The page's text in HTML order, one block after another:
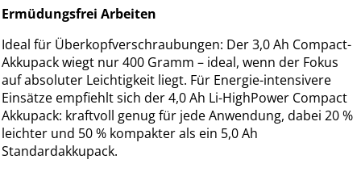
Ermüdungsfrei Arbeiten
Ideal für Überkopfverschraubungen: Der 3,0 Ah Compact-
Akkupack wiegt nur 400 Gramm – ideal, wenn der Fokus
auf absoluter Leichtigkeit liegt. Für Energie-intensivere
Einsätze empfiehlt sich der 4,0 Ah Li-HighPower Compact
Akkupack: kraftvoll genug für jede Anwendung, dabei 20 %
leichter und 50 % kompakter als ein 5,0 Ah
Standardakkupack.